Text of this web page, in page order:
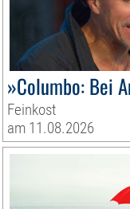
»Columbo: Bei
Feinkost
am 11.08.2026